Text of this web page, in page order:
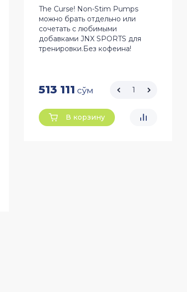
The Curse! Non-Stim Pumps
можно брать отдельно или
сочетать с любимыми
добавками JNX SPORTS для
тренировки.Без кофеина!
513 111 сўм
В корзину